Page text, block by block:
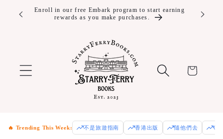
Skip to
content
$100!
Enroll in our free Embark program to start earning
rewards as you make purchases.
Cart
🔥 Trending This Week: 不是旅遊指南 香港出版 隨他們去